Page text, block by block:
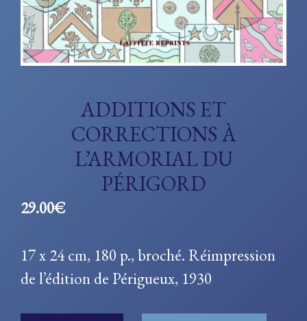
ADDITIONS ET
CORRECTIONS À
L’ARMORIAL DU
PÉRIGORD
29.00€
17 x 24 cm, 180 p., broché. Réimpression
de l’édition de Périgueux, 1930